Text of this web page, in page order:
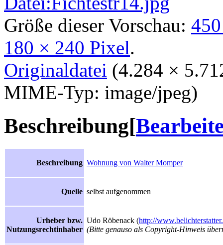
Größe dieser Vorschau:
180 × 240 Pixel.
Originaldatei (4.284 ×
MIME-Typ: image/jpeg)
Beschreibung[
Beschreibung Wohnung von Walter Momper
Quelle selbst aufgenommen
Urheber bzw.
Nutzungsrechtinhaber
Udo Röbenack (http://
(Bitte genauso als Copyright-Hinweis